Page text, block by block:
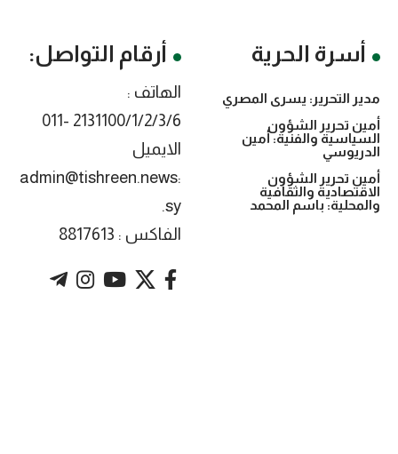
أسرة الحرية
مدير التحرير: يسرى المصري
أمين تحرير الشؤون
السياسية والفنية: أمين
الدريوسي
أمين تحرير الشؤون
الاقتصادية والثقافية
والمحلية: باسم المحمد
أرقام التواصل:
الهاتف :
2131100/1/2/3/6 -011
الايميل
:admin@tishreen.news
.sy
الفاكس : 8817613